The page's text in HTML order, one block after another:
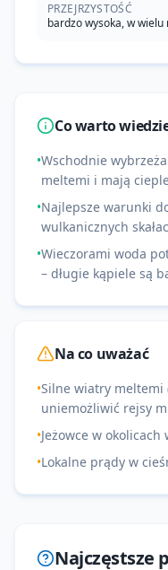
PRZEJRZYSTOŚĆ
bardzo wysoka, w
Co warto
•Wschodnie
meltemi i mają
•Najlepsze warunki
wulkanicznych
•Wieczorami woda
– długie kąpiele są
Na co uważać
•Silne wiatry meltemi
uniemożliwić rejsy
•Jeżowce w okolicach
•Lokalne prądy w
Najczęstsze